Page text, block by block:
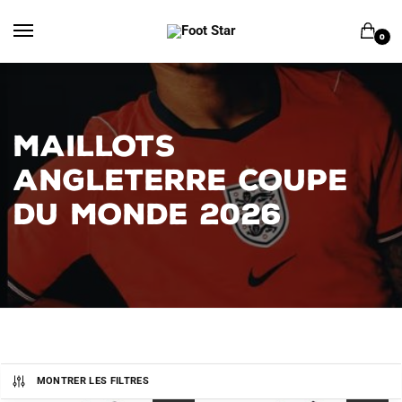
0
MAILLOTS
ANGLETERRE COUPE
DU MONDE 2026
MONTRER LES FILTRES